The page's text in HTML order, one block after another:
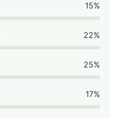
15%
22%
25%
17%